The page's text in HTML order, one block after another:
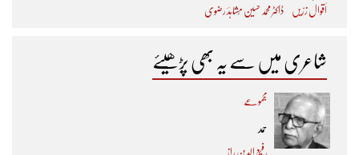
اَقوال زرّیں ڈاکٹر محمد حسین مُشاہدؔ رضوی
شاعری میں سے یہ بھی پڑھیئے
مجموعے
حمد
رفیع الدین راز